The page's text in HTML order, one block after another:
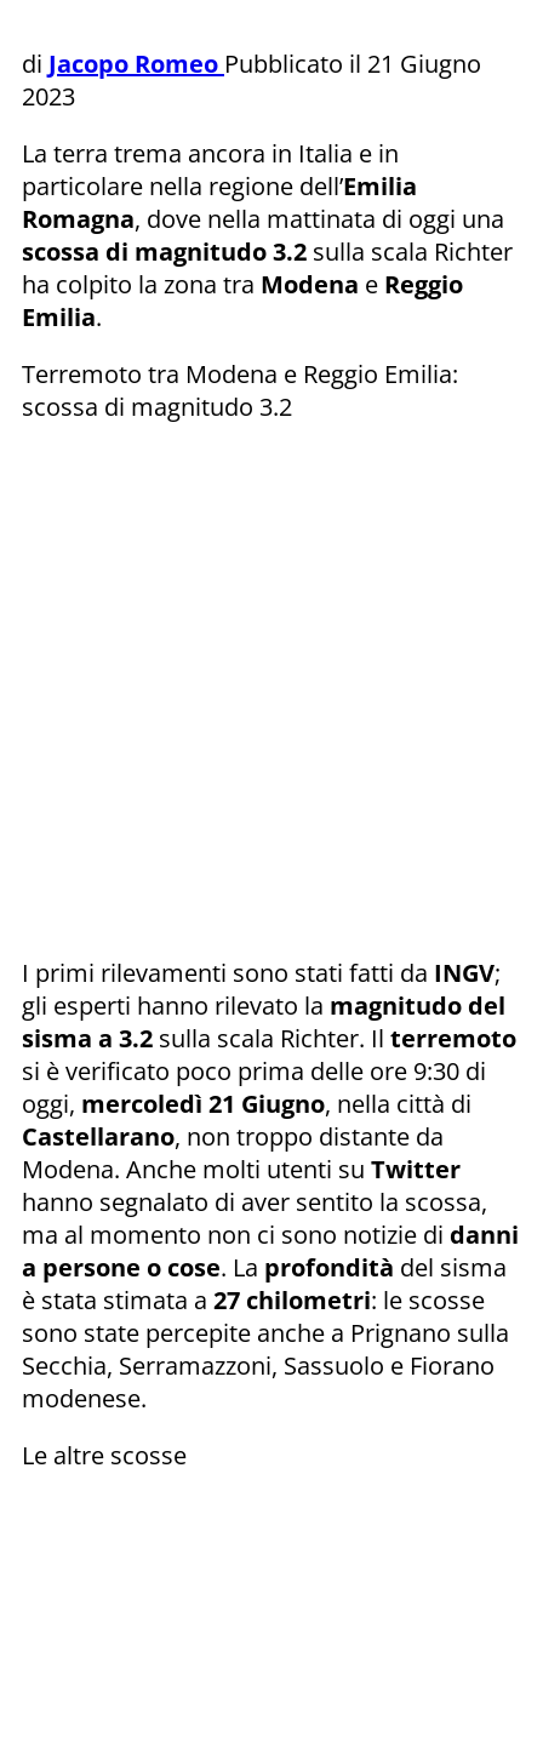
di Jacopo Romeo Pubblicato il 21 Giugno
2023
La terra trema ancora in Italia e in
particolare nella regione dell’Emilia
Romagna, dove nella mattinata di oggi una
scossa di magnitudo 3.2 sulla scala Richter
ha colpito la zona tra Modena e Reggio
Emilia.
Terremoto tra Modena e Reggio Emilia:
scossa di magnitudo 3.2
I primi rilevamenti sono stati fatti da INGV;
gli esperti hanno rilevato la magnitudo del
sisma a 3.2 sulla scala Richter. Il terremoto
si è verificato poco prima delle ore 9:30 di
oggi, mercoledì 21 Giugno, nella città di
Castellarano, non troppo distante da
Modena. Anche molti utenti su Twitter
hanno segnalato di aver sentito la scossa,
ma al momento non ci sono notizie di danni
a persone o cose. La profondità del sisma
è stata stimata a 27 chilometri: le scosse
sono state percepite anche a Prignano sulla
Secchia, Serramazzoni, Sassuolo e Fiorano
modenese.
Le altre scosse